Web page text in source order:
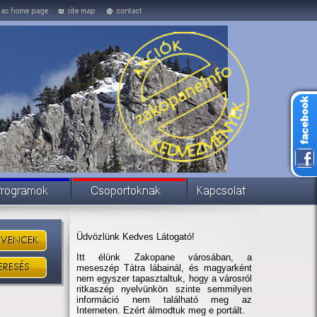
Üdvözlünk Kedves Látogató!
Itt élünk Zakopane városában, a
meseszép Tátra lábainál, és magyarként
nem egyszer tapasztaltuk, hogy a városról
ritkaszép nyelvünkön szinte semmilyen
információ nem található meg az
Interneten. Ezért álmodtuk meg e portált.